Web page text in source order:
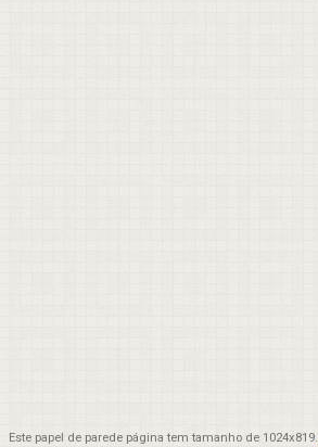
Este papel de parede página tem tamanho de 1024x819.